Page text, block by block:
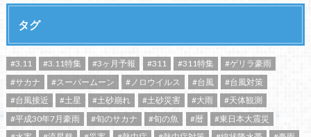
タグ
#3.11 #3.11特集 #3ヶ月予報 #311 #311特集
#ゲリラ豪雨
#サカナ
#スーパームーン #ノロウイルス #台風
#台風対策
#台風接近
#土星 #土砂崩れ #土砂災害 #大雨
#天体観測
#平成30年7月豪雨
#旬のサカナ #旬の魚 #暦
#東日本大震災